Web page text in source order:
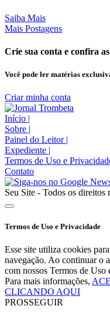
Saiba Mais
Mais Postagens
Crie sua conta e confira
Você pode ler matérias
Criar minha conta
Início |
Sobre |
Painel do Leitor |
Expediente |
Termos de Uso e
Contato
Seu Site - Todos os direitos
Termos de Uso e Privacidade
Esse site utiliza cookies
navegação. Ao continuar o
com nossos Termos de Uso
Para mais informações,
CLICANDO AQUI
PROSSEGUIR